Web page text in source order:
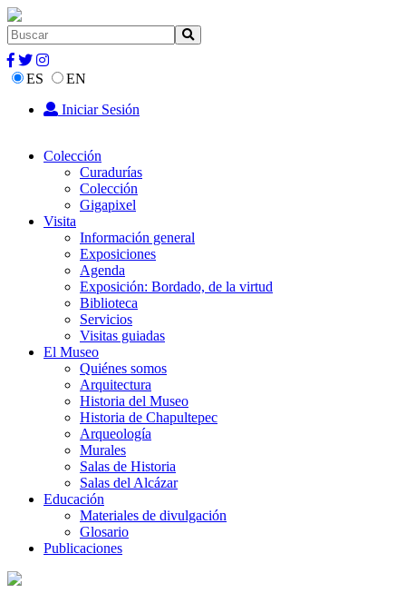
ES
EN
Iniciar Sesión
Colección
Curadurías
Colección
Gigapixel
Visita
Información general
Exposiciones
Agenda
Exposición: Bordado, de la virtud
Biblioteca
Servicios
Visitas guiadas
El Museo
Quiénes somos
Arquitectura
Historia del Museo
Historia de Chapultepec
Arqueología
Murales
Salas de Historia
Salas del Alcázar
Educación
Materiales de divulgación
Glosario
Publicaciones